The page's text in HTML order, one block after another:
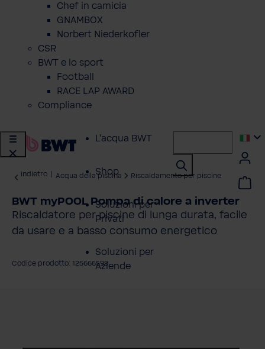
Chef in camicia
GNAMBOX
Norbert Niederkofler
CSR
BWT e lo sport
Football
RACE LAP AWARD
Compliance
L'acqua BWT
Shop
Soluzioni per
Privati
Soluzioni per
Aziende
indietro Acqua della piscina Riscaldamento per piscine
BWT myPOOL Pompa di calore a inverter
Riscaldatore per piscine di lunga durata, facile
da usare e a basso consumo energetico
Codice prodotto: 125666599